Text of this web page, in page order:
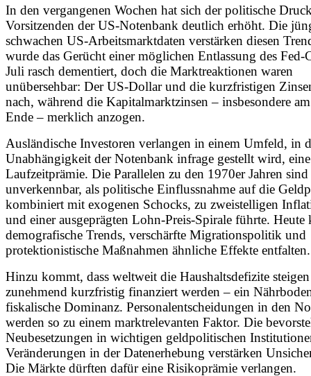
In den vergangenen Wochen hat sich der politische
Vorsitzenden der US-Notenbank deutlich erhöht. Die
schwachen US-Arbeitsmarktdaten verstärken diesen
wurde das Gerücht einer möglichen Entlassung des Fed-
Juli rasch dementiert, doch die Marktreaktionen waren
unübersehbar: Der US-Dollar und die kurzfristigen
nach, während die Kapitalmarktzinsen – insbesondere
Ende – merklich anzogen.
Ausländische Investoren verlangen in einem Umfeld, in
Unabhängigkeit der Notenbank infrage gestellt wird,
Laufzeitprämie. Die Parallelen zu den 1970er Jahren sind
unverkennbar, als politische Einflussnahme auf die
kombiniert mit exogenen Schocks, zu zweistelligen
und einer ausgeprägten Lohn-Preis-Spirale führte. Heute
demografische Trends, verschärfte Migrationspolitik und
protektionistische Maßnahmen ähnliche Effekte entfalten.
Hinzu kommt, dass weltweit die Haushaltsdefizite
zunehmend kurzfristig finanziert werden – ein
fiskalische Dominanz. Personalentscheidungen in den
werden so zu einem marktrelevanten Faktor. Die
Neubesetzungen in wichtigen geldpolitischen
Veränderungen in der Datenerhebung verstärken
Die Märkte dürften dafür eine Risikoprämie verlangen.